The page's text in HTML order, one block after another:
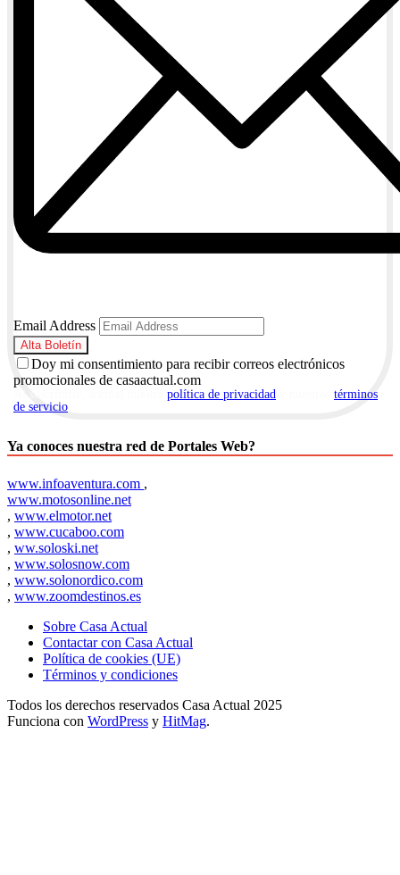
Email Address
Doy mi consentimiento para recibir correos electrónicos
promocionales de casaactual.com
política de privacidad
términos
de servicio
Ya conoces nuestra red de Portales Web?
www.infoaventura.com ,
www.motosonline.net
, www.elmotor.net
, www.cucaboo.com
, ww.soloski.net
, www.solosnow.com
, www.solonordico.com
, www.zoomdestinos.es
Sobre Casa Actual
Contactar con Casa Actual
Política de cookies (UE)
Términos y condiciones
Todos los derechos reservados Casa Actual 2025
Funciona con WordPress y HitMag.